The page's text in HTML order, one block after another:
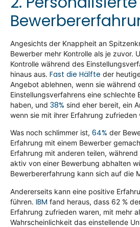
Angesichts der Knappheit an
Bewerber mehr Kontrolle als je zuvor.
Kontrolle während des
hinaus aus. Fast die Hälfte der
Angebot ablehnen, wenn sie während
Einstellungsverfahrens eine schlechte
haben, und 38% sind eher bereit, ein
wenn sie mit ihrer Erfahrung zufrieden
Was noch schlimmer ist, 64% der
Erfahrung mit einem Bewerber
Erfahrung mit anderen teilen,
aktiv von einer Bewerbung abhalten
Bewerbererfahrung kann sich auf die
Andererseits kann eine positive
führen. IBM fand heraus, dass 62 %
Erfahrung zufrieden waren, mit mehr
Wahrscheinlichkeit das einstellende